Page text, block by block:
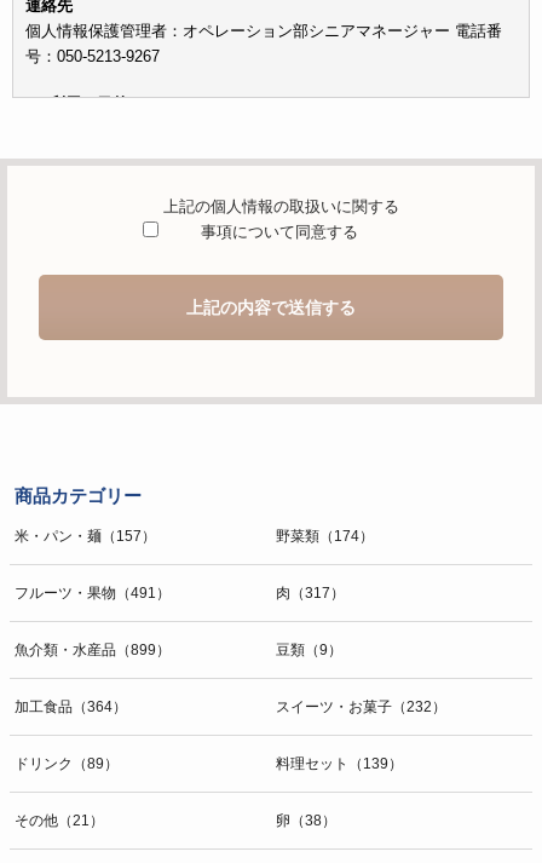
連絡先
個人情報保護管理者：オペレーション部シニアマネージャー 電話番
号：050-5213-9267
c）利用の目的
を適切に受け付け、当社が提供するサービスに関する情報を電子メー
d）個人情報を第三者に提供することが予定される場合の事項
情報を第三者に提供することはありません。
す。
的の通知・開示・内容の訂正・追加または削除・利用の停止・消去お
よび第三者への提供の停止（「開示等」といいます。）に応じます。
g）本人が個人情報を与えることの任意性及び当該情報を与えなかっ
た場合に本人に生じる結果
個人情報の提供は任意と致しますが、当社が依頼する情報の提供がな
い場合、内容が正確でない場合はサービスの提供やご対応等に支障を
きたす可能性がございますのでご了承下さい。
スログ、Cookie（クッキー）等を用いて管理しています。これらに
は、お客様のお名前、ご住所、電話番号、電子メールアドレスなど、
お客様を特定する個人情報は一切含まれておりません。
上記の個人情報の取扱いに関する
事項について同意する
上記の内容で送信する
商品カテゴリー
米・パン・麺（157） 野菜類（174）
フルーツ・果物（491） 肉（317）
魚介類・水産品（899） 豆類（9）
加工食品（364） スイーツ・お菓子（232）
ドリンク（89） 料理セット（139）
その他（21） 卵（38）